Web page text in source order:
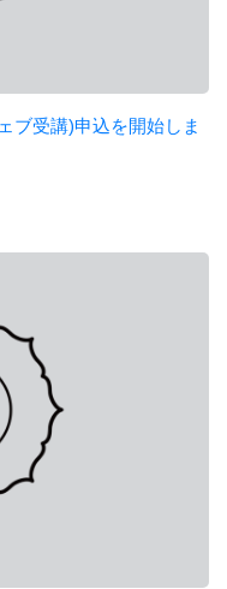
ブ受講)申込を開始しま